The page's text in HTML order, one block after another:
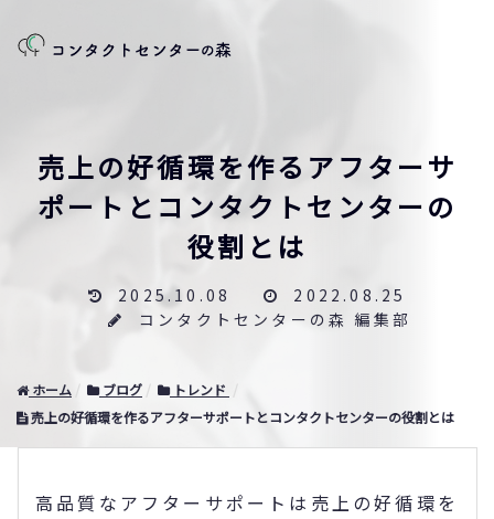
売上の好循環を作るアフターサ
ポートとコンタクトセンターの
役割とは
2025.10.08
2022.08.25
コンタクトセンターの森 編集部
ホーム ブログ
トレンド
売上の好循環を作るアフターサポートとコンタクトセンターの役割とは
高品質なアフターサポートは売上の好循環を